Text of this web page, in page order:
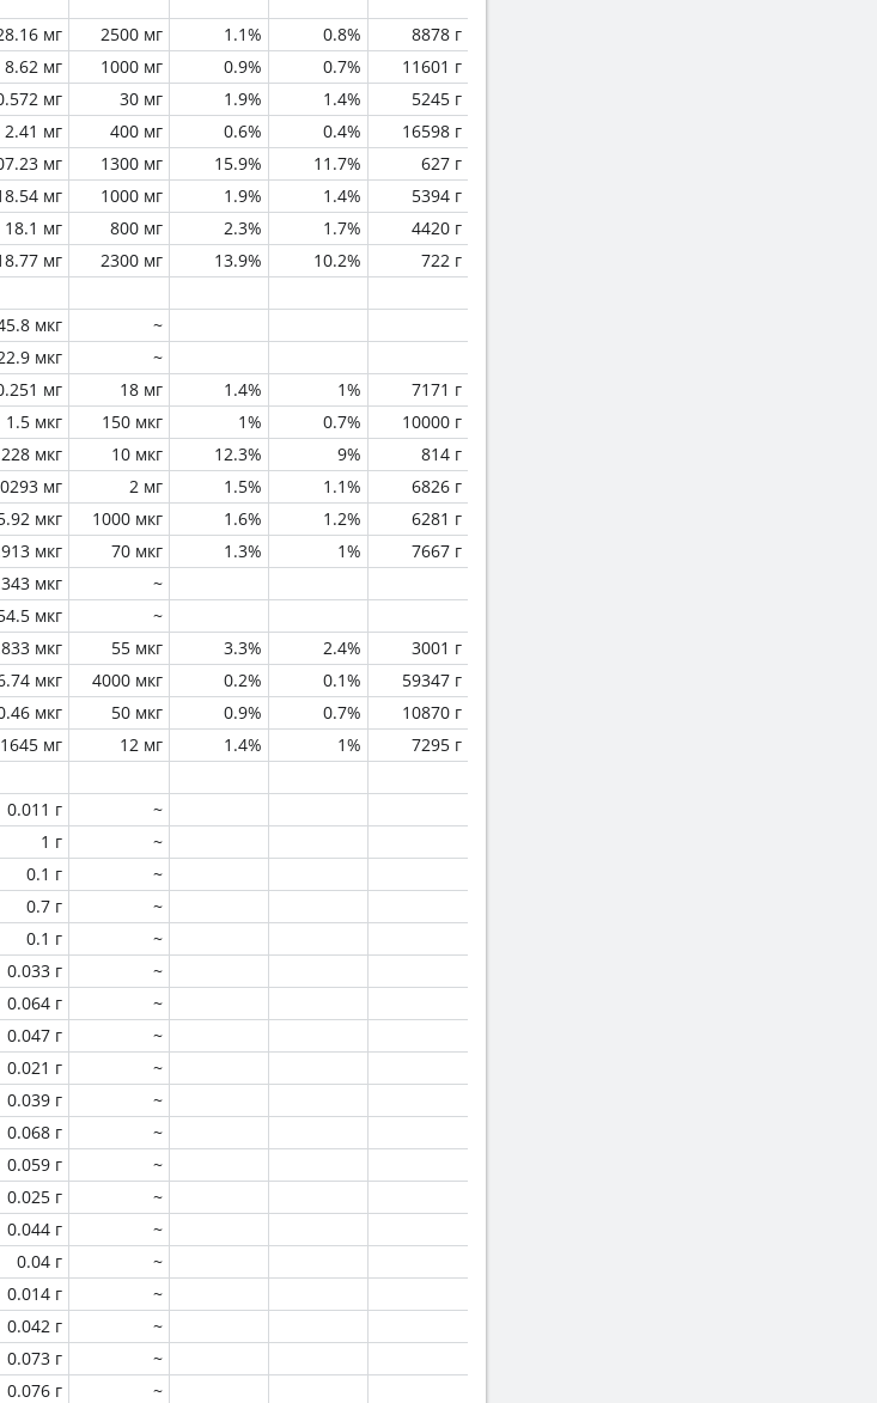
мг 2500 мг 1.1% 0.8%
8878 г
8.62 мг 1000 мг 0.9% 0.7%
11601 г
мг 30 мг 1.9% 1.4%
5245 г
2.41 мг 400 мг 0.6% 0.4%
16598 г
мг 1300 мг 15.9% 11.7%
627 г
мг 1000 мг 1.9% 1.4%
5394 г
18.1 мг 800 мг 2.3% 1.7%
4420 г
мг 2300 мг 13.9% 10.2% 722 г
мкг
~
мкг
~
мг 18 мг 1.4% 1%
7171 г
1.5 мкг 150 мкг 1% 0.7%
10000 г
мкг 10 мкг 12.3% 9%
814 г
мг 2 мг 1.5% 1.1%
6826 г
мкг 1000 мкг 1.6% 1.2%
6281 г
мкг 70 мкг 1.3% 1%
7667 г
мкг
~
мкг
~
мкг 55 мкг 3.3% 2.4%
3001 г
мкг 4000 мкг 0.2% 0.1%
59347 г
мкг 50 мкг 0.9% 0.7%
10870 г
мг 12 мг 1.4% 1% 7295 г
0.011 г
~
1 г
~
0.1 г
~
0.7 г
~
0.1 г ~
0.033 г
~
0.064 г
~
0.047 г
~
0.021 г
~
0.039 г
~
0.068 г
~
0.059 г
~
0.025 г
~
0.044 г
~
0.04 г
~
0.014 г
~
0.042 г
~
0.073 г ~
0.076 г ~